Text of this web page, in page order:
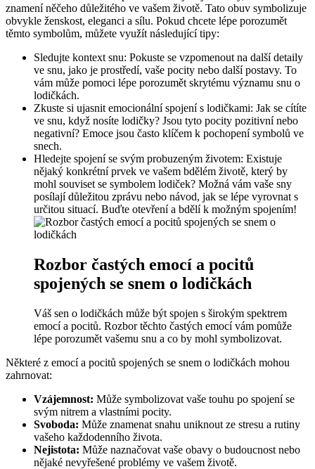
znamení něčeho důležitého ve vašem životě. Tato obuv symbolizuje
obvykle ženskost, eleganci a sílu. Pokud chcete lépe porozumět
těmto symbolům, můžete využít následující tipy:
Sledujte kontext snu: Pokuste se vzpomenout na další detaily
ve snu, jako je prostředí, vaše pocity nebo další postavy. To
vám může pomoci lépe porozumět skrytému významu snu o
lodičkách.
Zkuste si ujasnit emocionální spojení s lodičkami: Jak se cítíte
ve snu, když nosíte lodičky? Jsou tyto pocity pozitivní nebo
negativní? Emoce jsou často klíčem k pochopení symbolů ve
snech.
Hledejte spojení se svým probuzeným životem: Existuje
nějaký konkrétní prvek ve vašem bdělém životě, který by
mohl souviset se symbolem lodiček? Možná vám vaše sny
posílají důležitou zprávu nebo návod, jak se lépe vyrovnat s
určitou situací. Buďte otevření a bdělí k možným spojením!
Rozbor častých emocí a pocitů
spojených se snem o lodičkách
Váš sen o lodičkách může být spojen s širokým spektrem
emocí a pocitů. Rozbor těchto častých emocí vám pomůže
lépe porozumět vašemu snu a co by mohl symbolizovat.
Některé z emocí a pocitů spojených se snem o lodičkách mohou
zahrnovat:
Vzájemnost: Může symbolizovat vaše touhu po spojení se
svým nitrem a vlastními pocity.
Svoboda: Může znamenat snahu uniknout ze stresu a rutiny
vašeho každodenního života.
Nejistota: Může naznačovat vaše obavy o budoucnost nebo
nějaké nevyřešené problémy ve vašem životě.